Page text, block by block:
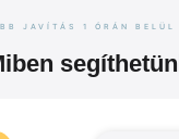
JAVÍTÁS 1 ÓRÁN BELÜL